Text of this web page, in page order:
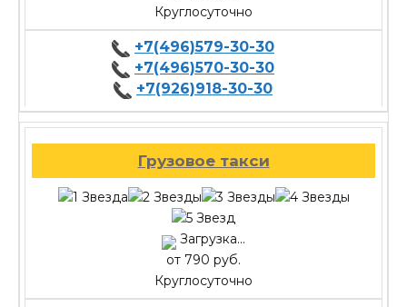
Круглосуточно
+7(496)579-30-30
+7(496)570-30-30
+7(926)918-30-30
Грузовое такси
Загрузка...
от 790 руб.
Круглосуточно